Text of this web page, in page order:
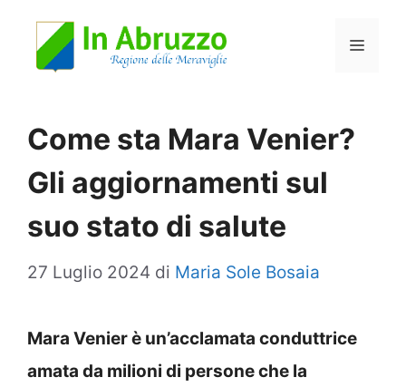
Menu
Come sta Mara Venier?
Gli aggiornamenti sul
suo stato di salute
27 Luglio 2024 di Maria Sole Bosaia
Mara Venier è un’acclamata conduttrice
amata da milioni di persone che la